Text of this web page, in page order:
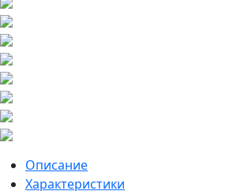
Описание
Характеристики